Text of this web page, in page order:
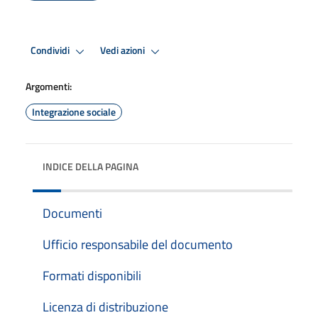
Condividi Vedi azioni
Argomenti:
Integrazione sociale
INDICE DELLA PAGINA
Documenti
Ufficio responsabile del documento
Formati disponibili
Licenza di distribuzione